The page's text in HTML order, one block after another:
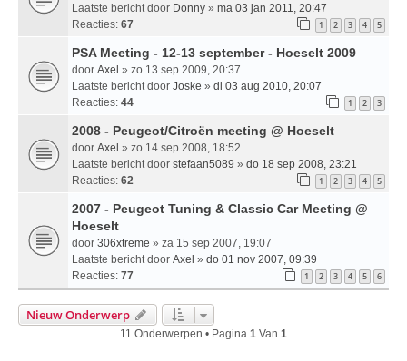
Laatste bericht door Donny » ma 03 jan 2011, 20:47
Reacties: 67 1 2 3 4 5
PSA Meeting - 12-13 september - Hoeselt 2009
door Axel » zo 13 sep 2009, 20:37
Laatste bericht door Joske » di 03 aug 2010, 20:07
Reacties: 44 1 2 3
2008 - Peugeot/Citroën meeting @ Hoeselt
door Axel » zo 14 sep 2008, 18:52
Laatste bericht door stefaan5089 » do 18 sep 2008, 23:21
Reacties: 62 1 2 3 4 5
2007 - Peugeot Tuning & Classic Car Meeting @
Hoeselt
door 306xtreme » za 15 sep 2007, 19:07
Laatste bericht door Axel » do 01 nov 2007, 09:39
Reacties: 77 1 2 3 4 5 6
Nieuw Onderwerp
11 Onderwerpen • Pagina 1 Van 1